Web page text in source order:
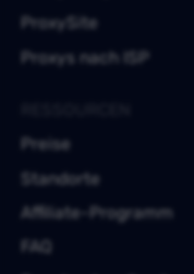
ProxySite
Proxys nach ISP
Preise
Standorte
Affiliate-Programm
FAQ